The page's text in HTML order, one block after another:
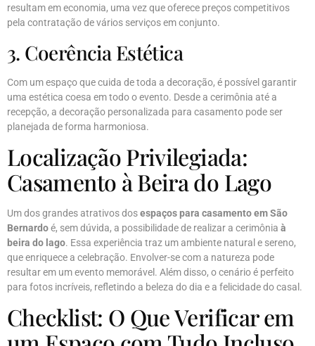
resultam em economia, uma vez que oferece preços competitivos
pela contratação de vários serviços em conjunto.
3. Coerência Estética
Com um espaço que cuida de toda a decoração, é possível garantir
uma estética coesa em todo o evento. Desde a cerimônia até a
recepção, a decoração personalizada para casamento pode ser
planejada de forma harmoniosa.
Localização Privilegiada:
Casamento à Beira do Lago
Um dos grandes atrativos dosespaços para casamento em São
Bernardoé, sem dúvida, a possibilidade de realizar a cerimônia à
beira do lago. Essa experiência traz um ambiente natural e sereno,
que enriquece a celebração. Envolver-se com a natureza pode
resultar em um evento memorável. Além disso, o cenário é perfeito
para fotos incríveis, refletindo a beleza do dia e a felicidade do casal.
Checklist: O Que Verificar em